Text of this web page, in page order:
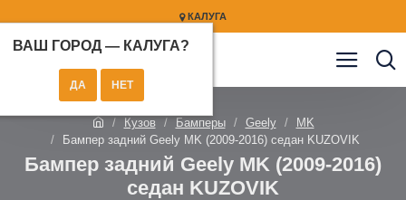
КАЛУГА
ВАШ ГОРОД — КАЛУГА?
Кузов Бамперы Geely
MK
Бампер задний Geely MK (2009-2016) седан KUZOVIK
Бампер задний Geely MK (2009-2016)
седан KUZOVIK